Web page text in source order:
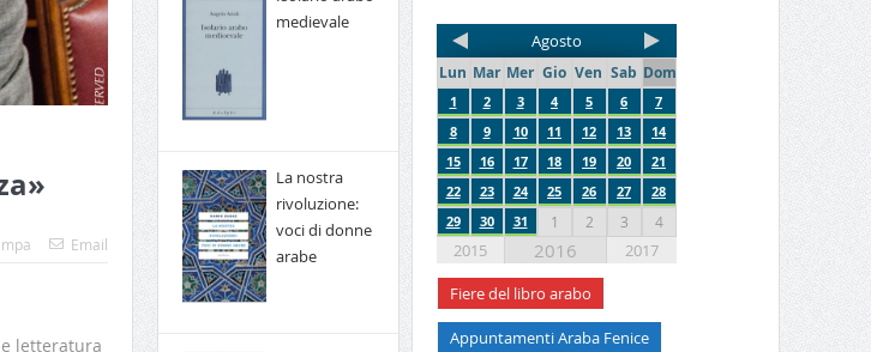
Email
letteratura
medievale
La nostra
rivoluzione:
voci di donne
arabe
Agosto
Lun Mar Mer Gio Ven Sab Dom
1 2 3 4 5 6
7
8
9 10 11 12 13
14
15
16 17 18 19 20
21
22
23 24 25 26 27
28
29
30 31 1 2 3 4
2015 2016
2017
Fiere del libro arabo
Appuntamenti Araba Fenice